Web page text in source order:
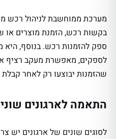
מערכת ממוחשבת לניהול רכש
בקשות רכש, הזמנת מוצרים או
ספק להזמנות רכש. בנוסף,
לספקים, מאפשרת מעקב רציף
שהזמנות יבוצעו רק לאחר
התאמה לארגונים
לסוגים שונים של ארגונים יש